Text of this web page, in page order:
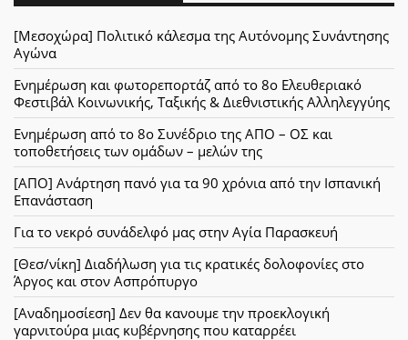
[Μεσοχώρα] Πολιτικό κάλεσμα της Αυτόνομης Συνάντησης
Αγώνα
Ενημέρωση και φωτορεπορτάζ από το 8ο Ελευθεριακό
Φεστιβάλ Κοινωνικής, Ταξικής & Διεθνιστικής Αλληλεγγύης
Ενημέρωση από το 8ο Συνέδριο της ΑΠΟ – ΟΣ και
τοποθετήσεις των ομάδων – μελών της
[ΑΠΟ] Ανάρτηση πανό για τα 90 χρόνια από την Ισπανική
Επανάσταση
Για το νεκρό συνάδελφό μας στην Αγία Παρασκευή
[Θεσ/νίκη] Διαδήλωση για τις κρατικές δολοφονίες στο
Άργος και στον Ασπρόπυργο
[Αναδημοσίεση] Δεν θα κανουμε την προεκλογική
γαρνιτούρα μιας κυβέρνησης που καταρρέει